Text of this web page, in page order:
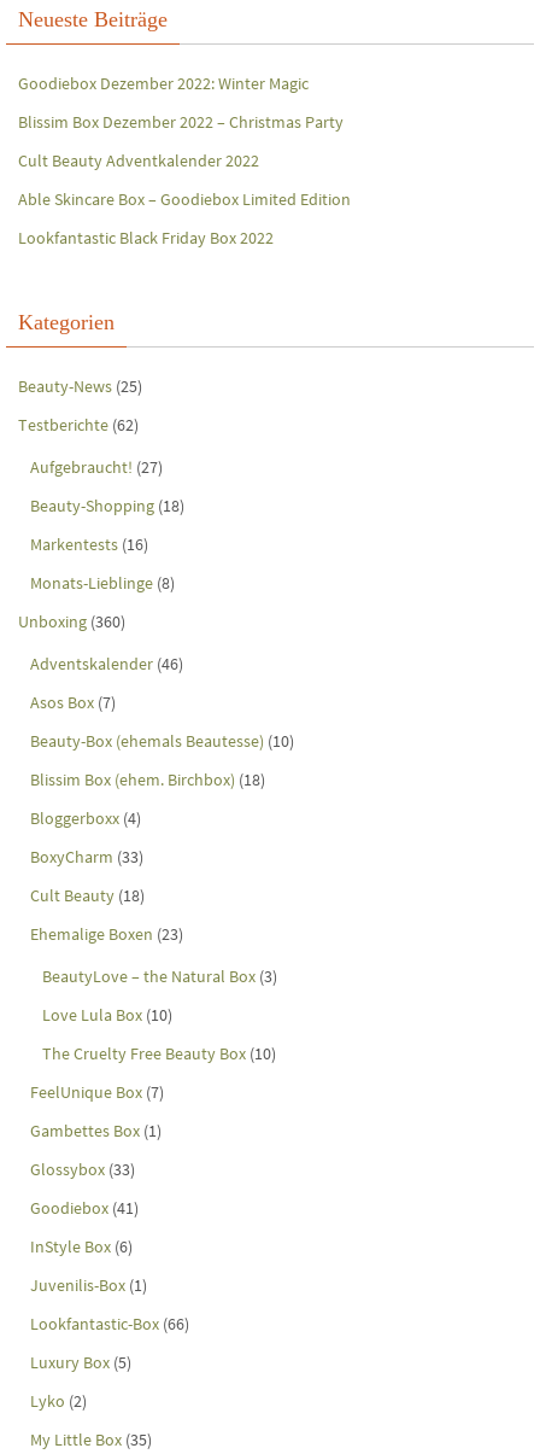
Neueste Beiträge
Goodiebox Dezember 2022: Winter Magic
Blissim Box Dezember 2022 – Christmas Party
Cult Beauty Adventkalender 2022
Able Skincare Box – Goodiebox Limited Edition
Lookfantastic Black Friday Box 2022
Kategorien
Beauty-News (25)
Testberichte (62)
Aufgebraucht! (27)
Beauty-Shopping (18)
Markentests (16)
Monats-Lieblinge (8)
Unboxing (360)
Adventskalender (46)
Asos Box (7)
Beauty-Box (ehemals Beautesse) (10)
Blissim Box (ehem. Birchbox) (18)
Bloggerboxx (4)
BoxyCharm (33)
Cult Beauty (18)
Ehemalige Boxen (23)
BeautyLove – the Natural Box (3)
Love Lula Box (10)
The Cruelty Free Beauty Box (10)
FeelUnique Box (7)
Gambettes Box (1)
Glossybox (33)
Goodiebox (41)
InStyle Box (6)
Juvenilis-Box (1)
Lookfantastic-Box (66)
Luxury Box (5)
Lyko (2)
My Little Box (35)